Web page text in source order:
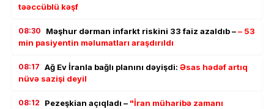
təəccüblü kəşf
08:30 Məşhur dərman infarkt riskini 33 faiz azaldıb –– 53
min pasiyentin məlumatları araşdırıldı
08:17 Ağ Ev İranla bağlı planını dəyişdi: Əsas hədəf artıq
nüvə sazişi deyil
08:12 Pezeşkian açıqladı – "İran müharibə zamanı